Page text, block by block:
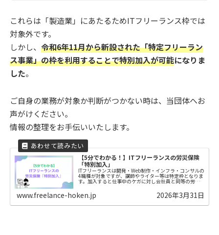
これらは「製造業」にあたるためITフリーランス枠では
対象外です。
しかし、 令和6年11月から新設された「特定フリーラン
ス事業」の枠を利用することで特別加入が可能になりま
した。
ご自身の業務が対象か判断がつかない時は、当団体へお
声がけください。
情報の整理をお手伝いいたします。
【5分でわかる！】ITフリーランスの労災保険
「特別加入」
ITフリーランスは開発・Web制作・インフラ・コンサルの
4職種が対象ですが、講師やライター等は特定枠となりま
す。加入すると仕事中のケガに対し会社員と同等の労災
後遺症・遺族への手厚い支援が受けられます。この制度
により、万一の際も自分や家族を守り抜き、リスクを恐
れます。
www.freelance-hoken.jp 2026年3月31日